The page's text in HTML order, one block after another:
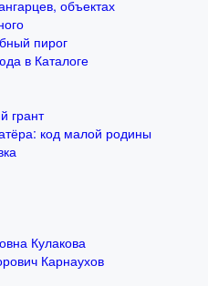
объектах
пирог
в Каталоге
грант
код малой родины
Кулакова
Карнаухов